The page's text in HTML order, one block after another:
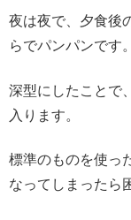
夜は夜で、夕食後
らでパンパンです。
深型にしたことで
入ります。
標準のものを使っ
なってしまったら